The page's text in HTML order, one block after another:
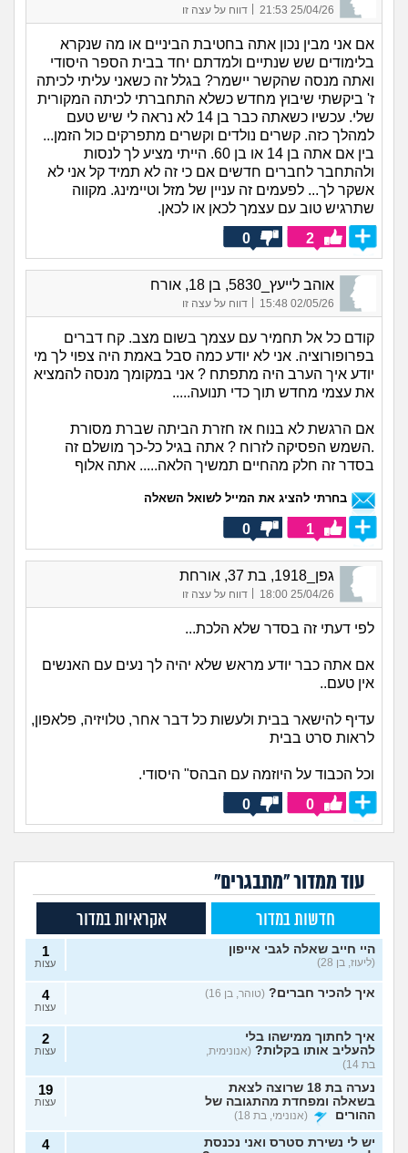
25/04/26 21:53
| דווח על עצה זו
אם אני מבין נכון אתה בחטיבת הביניים או מה שנקרא
בלימודים שש שנתיים ולמדתם יחד בבית הספר היסודי
ואתה מנסה שהקשר יישמר? בגלל זה כשאני עליתי לכיתה
ז' ביקשתי שיבוץ מחדש כשלא התחברתי לכיתה המקורית
שלי. עכשיו כשאתה כבר בן 14 לא נראה לי שיש טעם
למהלך כזה. קשרים נולדים וקשרים מתפרקים כול הזמן...
בין אם אתה בן 14 או בן 60. הייתי מציע לך לנסות
ולהתחבר לחברים חדשים אם כי זה לא תמיד קל אני לא
אשקר לך... לפעמים זה עניין של מזל וטיימינג. מקווה
שתרגיש טוב עם עצמך לכאן או לכאן.
2
0
אוהב לייעץ_5830, בן 18, אורח
02/05/26 15:48
| דווח על עצה זו
קודם כל אל תחמיר עם עצמך בשום מצב. קח דברים
בפרופורוציה. אני לא יודע כמה סבל באמת היה צפוי לך מי
יודע איך הערב היה מתפתח ? אני במקומך מנסה להמציא
את עצמי מחדש תוך כדי תנועה.....
אם הרגשת לא בנוח אז חזרת הביתה שברת מסורת
.השמש הפסיקה לזרוח ? אתה בגיל כל-כך מושלם זה
בסדר זה חלק מהחיים תמשיך הלאה..... אתה אלוף
בחרתי להציג את המייל לשואל השאלה
1
0
גפן_1918, בת 37, אורחת
25/04/26 18:00
| דווח על עצה זו
לפי דעתי זה בסדר שלא הלכת...
אם אתה כבר יודע מראש שלא יהיה לך נעים עם האנשים
אין טעם..
עדיף להישאר בבית ולעשות כל דבר אחר, טלויזיה, פלאפון,
לראות סרט בבית
וכל הכבוד על היוזמה עם הבהס" היסודי.
0
0
עוד ממדור "מתבגרים"
חדשות במדור אקראיות במדור
היי חייב שאלה לגבי אייפון
(ליעוז, בן 28)
1
עצות
איך להכיר חברים? (טוהר, בן 16) 4
עצות
איך לחתוך ממישהו בלי
להעליב אותו בקלות? (אנונימית,
בת 14)
2
עצות
נערה בת 18 שרוצה לצאת
בשאלה ומפחדת מהתגובה של
ההורים
(אנונימי, בת 18)
19
עצות
יש לי נשירת סטרס ואני נכנסת
4